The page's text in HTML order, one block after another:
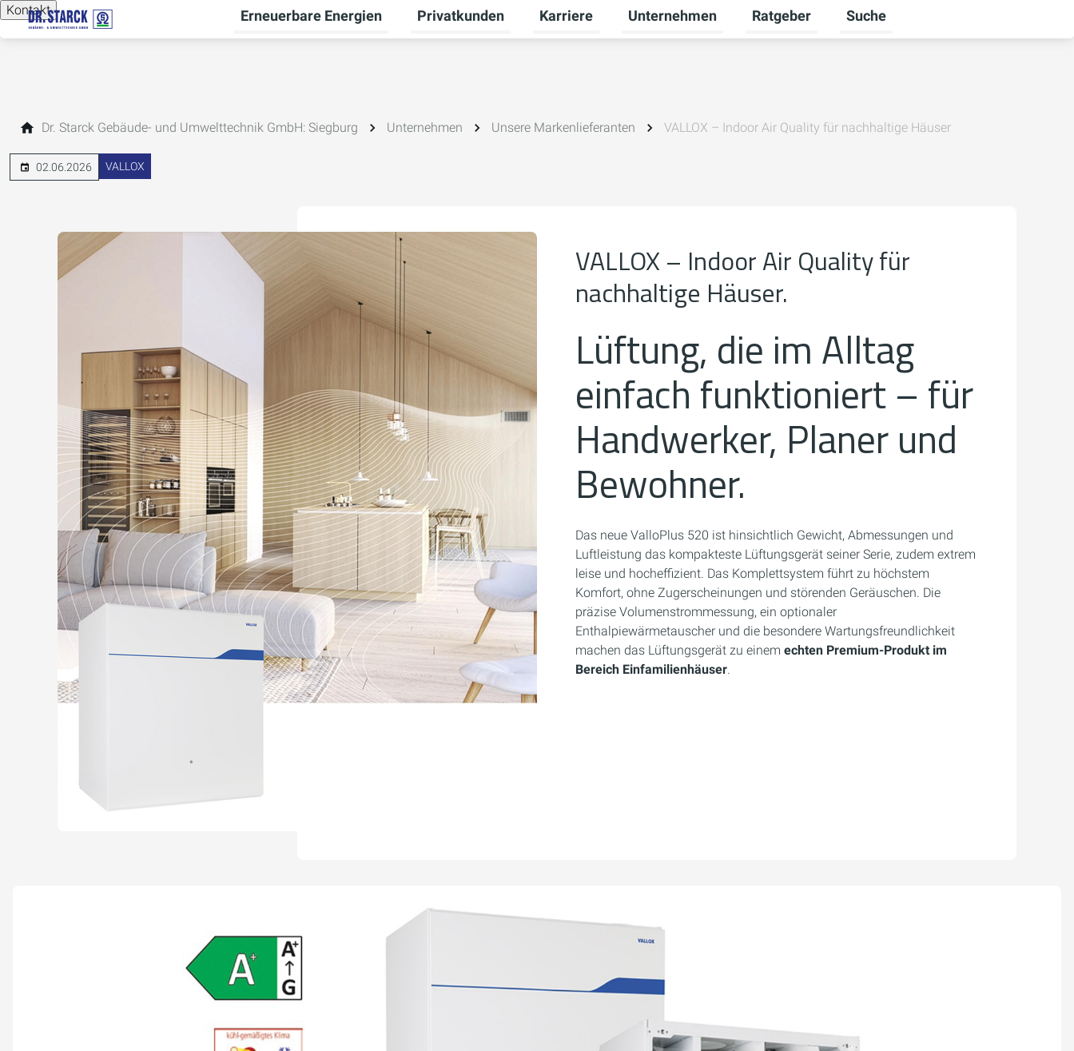
Kontakt Erneuerbare Energien
Untermenü für Erneuerbare Energien umschalten
Privatkunden
Untermenü für Privatkunden umschalten
Karriere
Untermenü für Karriere umschalten
Unternehmen
Untermenü für Unternehmen umschalten
Ratgeber
Untermenü für Ratgeber umschalten
Suche
Dr. Starck Gebäude- und Umwelttechnik GmbH: Siegburg Unternehmen Unsere Markenlieferanten VALLOX – Indoor Air Quality für nachhaltige Häuser
02.06.2026 VALLOX
VALLOX – Indoor Air Quality für
nachhaltige Häuser.
Lüftung, die im Alltag
einfach funktioniert – für
Handwerker, Planer und
Bewohner.
Das neue ValloPlus 520 ist hinsichtlich Gewicht, Abmessungen und
Luftleistung das kompakteste Lüftungsgerät seiner Serie, zudem extrem
leise und hocheffizient. Das Komplettsystem führt zu höchstem
Komfort, ohne Zugerscheinungen und störenden Geräuschen. Die
präzise Volumenstrommessung, ein optionaler
Enthalpiewärmetauscher und die besondere Wartungsfreundlichkeit
machen das Lüftungsgerät zu einem echten Premium-Produkt im
Bereich Einfamilienhäuser.